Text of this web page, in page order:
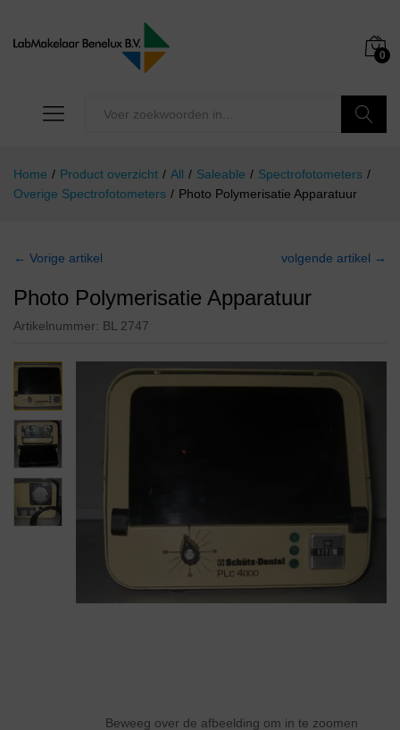
0
Home / Product overzicht / All / Saleable / Spectrofotometers /
Overige Spectrofotometers / Photo Polymerisatie Apparatuur
← Vorige artikel volgende artikel →
Photo Polymerisatie Apparatuur
Artikelnummer: BL 2747
Beweeg over de afbeelding om in te zoomen